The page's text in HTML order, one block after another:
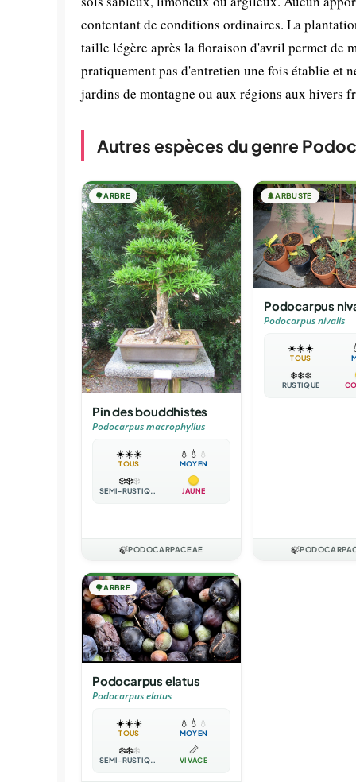
contentant de conditions ordinaires. La
taille légère après la floraison d'avril permet de
pratiquement pas d'entretien une fois établie et
jardins de montagne ou aux régions aux hivers
Autres espèces du genre
🌳ARBRE
Pin des bouddhistes
Podocarpus macrophyllus
☀️☀️☀️
TOUS
💧 💧 💧
MOYEN
❄️❄️❄️
SEMI-RUSTIQUE JAUNE
🍃PODOCARPACEAE
🌲ARBUSTE
Podocarpus
Podocarpus nivalis
☀️☀️☀️
TOUS
❄️❄️❄️
RUSTIQUE
🍃
🌳ARBRE
Podocarpus elatus
Podocarpus elatus
☀️☀️☀️
TOUS
💧 💧 💧
MOYEN
❄️❄️❄️
SEMI-RUSTIQUE
📏
VIVACE